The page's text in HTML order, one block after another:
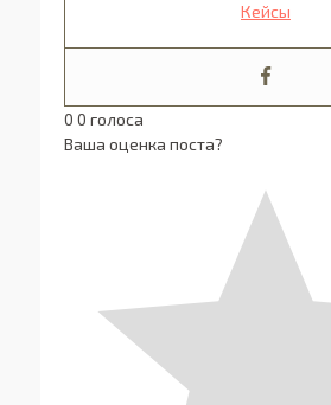
Кейсы
0 0 голоса
Ваша оценка поста?